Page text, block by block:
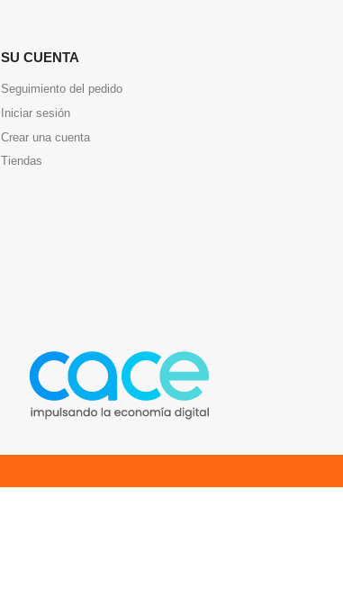
SU CUENTA
Seguimiento del pedido
Iniciar sesión
Crear una cuenta
Tiendas